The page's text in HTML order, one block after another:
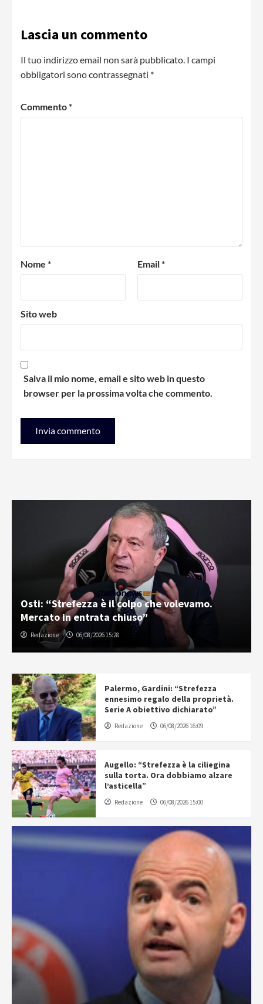
Lascia un commento
Il tuo indirizzo email non sarà pubblicato. I campi
obbligatori sono contrassegnati *
Commento*
Nome * Email*
Sito web
Salva il mio nome, email e sito web in questo
browser per la prossima volta che commento.
Osti: “Strefezza è il colpo che volevamo.
Mercato in entrata chiuso”
Redazione 06/08/2026 15:28
Palermo, Gardini: “Strefezza
ennesimo regalo della proprietà.
Serie A obiettivo dichiarato”
Redazione 06/08/2026 16:09
Augello: “Strefezza è la ciliegina
sulla torta. Ora dobbiamo alzare
l’asticella”
Redazione 06/08/2026 15:00